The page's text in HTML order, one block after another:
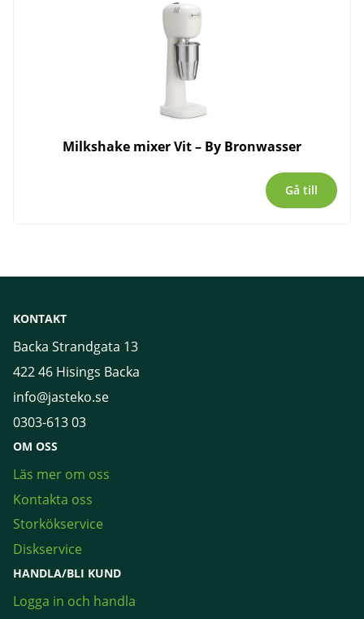
Milkshake mixer Vit – By Bronwasser
Gå till
KONTAKT
Backa Strandgata 13
422 46 Hisings Backa
info@jasteko.se
0303-613 03
OM OSS
Läs mer om oss
Kontakta oss
Storkökservice
Diskservice
HANDLA/BLI KUND
Logga in och handla